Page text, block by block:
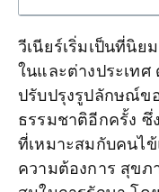
วีเนียร์เริ่มเป็นที่นิย
ในและต่างประเท
ปรับปรุงรูปลักษณ์ข
ธรรมชาติอีกครั้ง ซึ่
ที่เหมาะสมกับคนไ
ความต้องการ สุขภ